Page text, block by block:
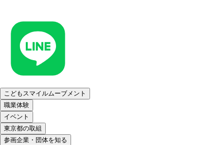
こどもスマイルムーブメント
職業体験
イベント
東京都の取組
参画企業・団体を知る